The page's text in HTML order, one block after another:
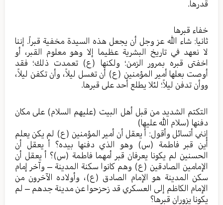
قدرها.
خفاء قبرها
ثانيا: شاء الله عز وجل أن يجعل هذه السيدة مخفية قبراً. إننا
لا نعهد في تاريخ البشرية عظيما إلا وهو معلوم القبر، أو
اخفتى قبره بمرور الزمن؛ ولكنها (ع) تعمدت ذلك؛ فقد
أوصت بعلها أمير المؤمنين (ع) أن تغسل ليلاً، وأن تكفن ليلاً،
ووأن تدفن ليلاً؛ لئلا يطلع أحد على قبرها.
التكتم الشديد من قبل أهل البيت (عليهم السلام) على مكان
دفنها (سلام الله عليها)
إنني أتسائل وأقول: أ يعقل أن أمير المؤمنين (ع) لم يكن يعلم
أين قبر فاطمة (س) وهو الذي دفنها بيده؟ أ يعقل أن
الحسنين لم يكونا يعرفان قبر أمهما فاطمة (س)؟ أ يعقل أن
الإمامين الصادقين (ع) وهم كانوا سكنة المدينة – وآخر إمام
سكن المدينة هو الإمام الصادق (ع)، وأولاده الآخرون من
الإمام الكاظم إلى العسكري قد زحزحوا عن مدينة جدهم – لم
يكونا يزوران قبرها؟